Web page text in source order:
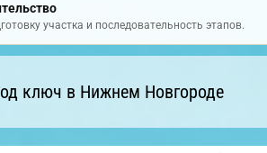
участка и последовательность этапов.
ключ в Нижнем Новгороде